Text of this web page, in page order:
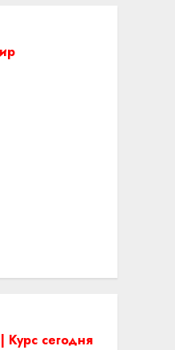
сегодня